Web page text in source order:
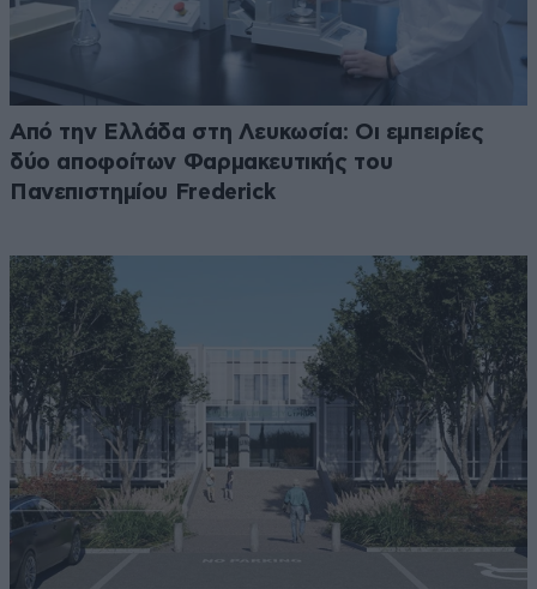
Από την Ελλάδα στη Λευκωσία: Οι εμπειρίες
δύο αποφοίτων Φαρμακευτικής του
Πανεπιστημίου Frederick